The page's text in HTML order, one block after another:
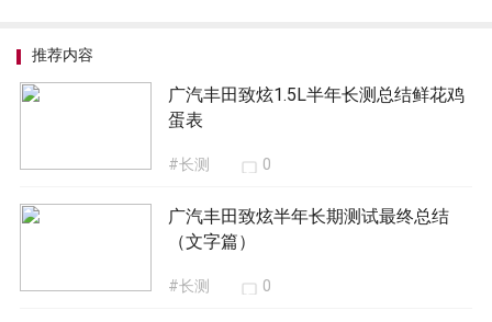
推荐内容
广汽丰田致炫1.5L半年长测总结鲜花鸡
蛋表
#长测 0
广汽丰田致炫半年长期测试最终总结
（文字篇）
#长测 0